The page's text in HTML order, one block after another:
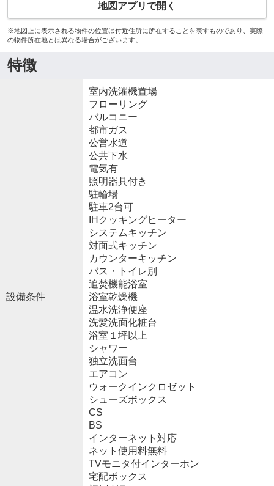
地図アプリで開く
※地図上に表示される物件の位置は付近住所に所在することを表すものであり、実際
の物件所在地とは異なる場合がございます。
特徴
設備条件
室内洗濯機置場
フローリング
バルコニー
都市ガス
公営水道
公共下水
電気有
照明器具付き
駐輪場
駐車2台可
IHクッキングヒーター
システムキッチン
対面式キッチン
カウンターキッチン
バス・トイレ別
追焚機能浴室
浴室乾燥機
温水洗浄便座
洗髪洗面化粧台
浴室１坪以上
シャワー
独立洗面台
エアコン
ウォークインクロゼット
シューズボックス
CS
BS
インターネット対応
ネット使用料無料
TVモニタ付インターホン
宅配ボックス